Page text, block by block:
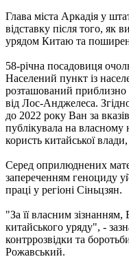
Глава міста Аркадія у
відставку після того, як
урядом Китаю та
58-річна посадовиця
Населений пункт із
розташований приблизно
від Лос-Анджелеса.
до 2022 року Ван за
публікувала на власному
користь китайської
Серед оприлюднених
запереченням геноциду
праці у регіоні Сіньцзян.
"За її власним зізнанням,
китайського уряду", -
контррозвідки та
Рожавський.